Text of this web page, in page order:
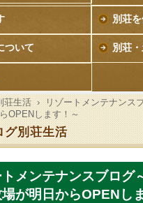
別荘
ついて 別荘
荘生活› リゾートメンテナンス
OPENします！～
グ別荘生活
トメンテナンスブログ
場が明日からOPENし